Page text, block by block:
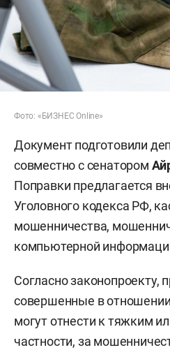
Фото: «БИЗНЕС Online»
Документ подготовили
совместно с сенатором
Поправки предлагается
Уголовного кодекса РФ,
мошенничества,
компьютерной
Согласно законопроекту,
совершенные в
могут отнести к тяжким
частности, за